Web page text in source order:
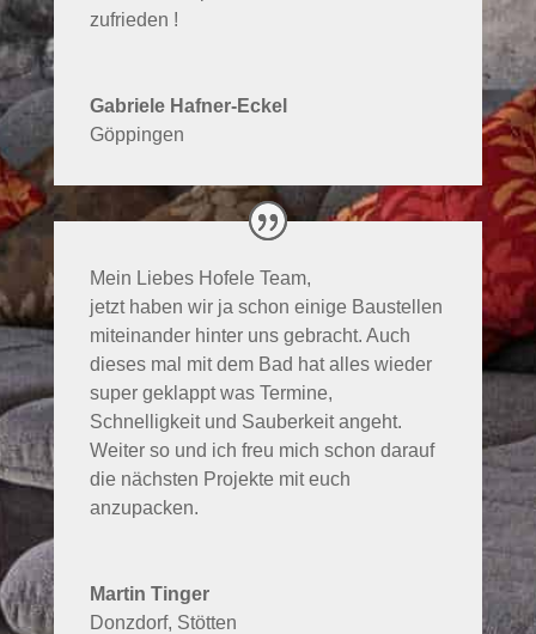
zufrieden !
Gabriele Hafner-Eckel
Göppingen
Mein Liebes Hofele Team,
jetzt haben wir ja schon einige Baustellen
miteinander hinter uns gebracht. Auch
dieses mal mit dem Bad hat alles wieder
super geklappt was Termine,
Schnelligkeit und Sauberkeit angeht.
Weiter so und ich freu mich schon darauf
die nächsten Projekte mit euch
anzupacken.
Martin Tinger
Donzdorf, Stötten